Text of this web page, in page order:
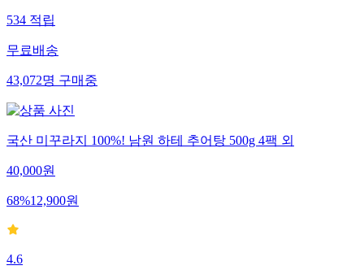
534적립
무료배송
43,072명구매중
국산 미꾸라지 100%! 남원 하테 추어탕 500g 4팩 외
40,000원
68%12,900원
4.6